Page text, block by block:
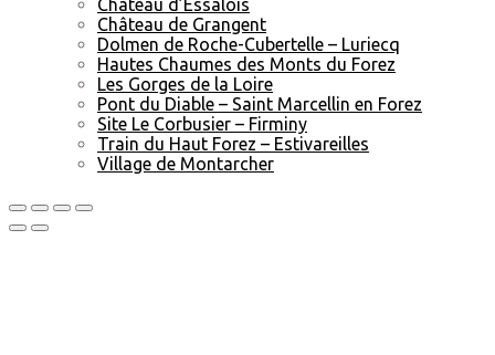
Château d’Essalois
Château de Grangent
Dolmen de Roche-Cubertelle – Luriecq
Hautes Chaumes des Monts du Forez
Les Gorges de la Loire
Pont du Diable – Saint Marcellin en Forez
Site Le Corbusier – Firminy
Train du Haut Forez – Estivareilles
Village de Montarcher